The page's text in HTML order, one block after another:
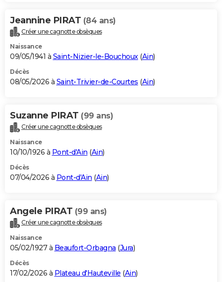
Jeannine PIRAT (84 ans)
Créer une cagnotte obsèques
Naissance
09/05/1941 à Saint-Nizier-le-Bouchoux(Ain)
Décès
08/05/2026 à Saint-Trivier-de-Courtes (Ain)
Suzanne PIRAT (99 ans)
Créer une cagnotte obsèques
Naissance
10/10/1926 à Pont-d'Ain (Ain)
Décès
07/04/2026 à Pont-d'Ain (Ain)
Angele PIRAT (99 ans)
Créer une cagnotte obsèques
Naissance
05/02/1927 à Beaufort-Orbagna (Jura)
Décès
17/02/2026 à Plateau d'Hauteville (Ain)